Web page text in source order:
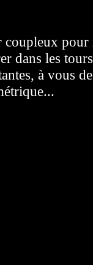
coupleux
dans les
à vous